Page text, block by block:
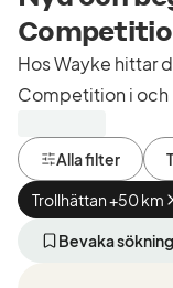
Hos Wayke hittar
Competition i och
Alla filter
Trollhättan +50 km
Bevaka sökning